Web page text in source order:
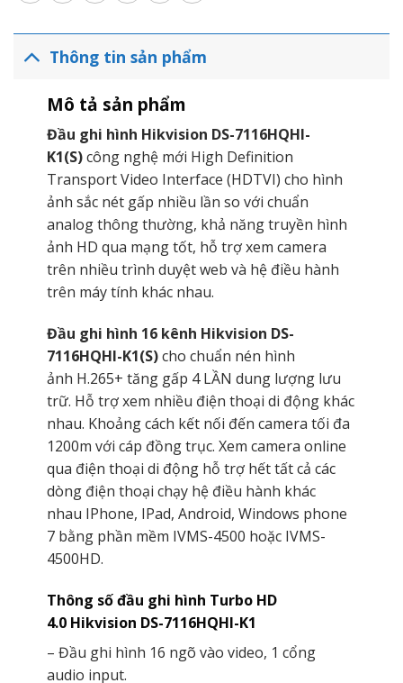
Thông tin sản phẩm
Mô tả sản phẩm
Đầu ghi hình Hikvision DS-7116HQHI-
K1(S)công nghệ mới High Definition
Transport Video Interface (HDTVI) cho hình
ảnh sắc nét gấp nhiều lần so với chuẩn
analog thông thường, khả năng truyền hình
ảnh HD qua mạng tốt, hỗ trợ xem camera
trên nhiều trình duyệt web và hệ điều hành
trên máy tính khác nhau.
Đầu ghi hình 16 kênh Hikvision DS-
7116HQHI-K1(S)cho chuẩn nén hình
ảnh H.265+ tăng gấp 4 LẦN dung lượng lưu
trữ. Hỗ trợ xem nhiều điện thoại di động khác
nhau. Khoảng cách kết nối đến camera tối đa
1200m với cáp đồng trục. Xem camera online
qua điện thoại di động hỗ trợ hết tất cả các
dòng điện thoại chạy hệ điều hành khác
nhau IPhone, IPad, Android, Windows phone
7 bằng phần mềm IVMS-4500 hoặc IVMS-
4500HD.
Thông số đầu ghi hình Turbo HD
4.0 Hikvision DS-7116HQHI-K1
– Đầu ghi hình 16 ngõ vào video, 1 cổng
audio input.